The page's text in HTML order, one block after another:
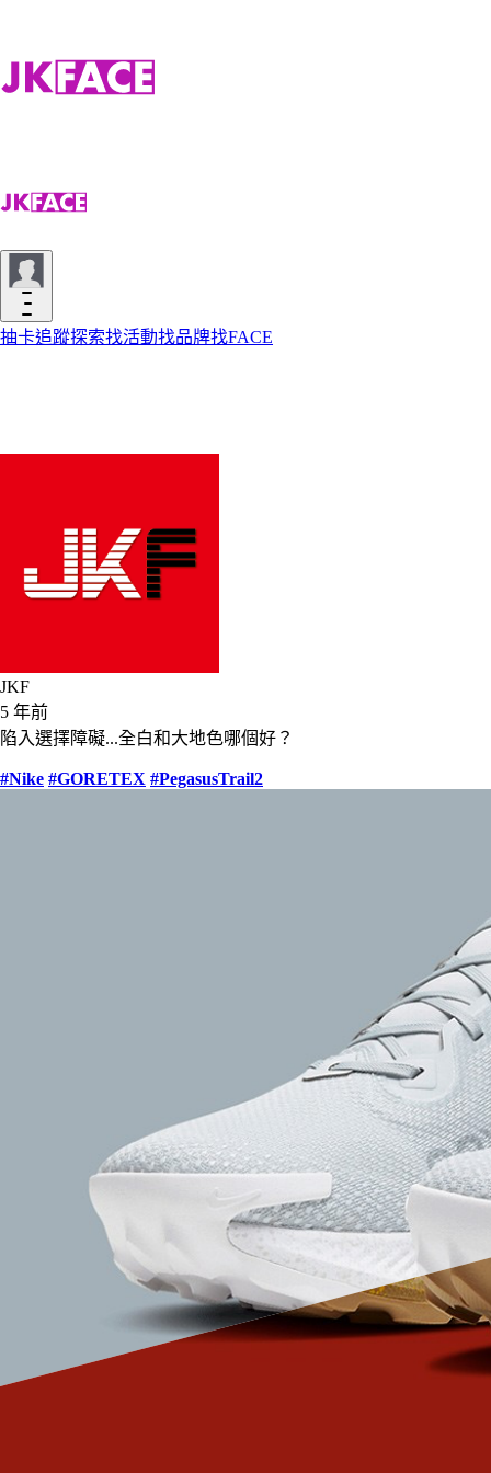
抽卡追蹤探索找活動找品牌找FACE
JKF
5 年前
陷入選擇障礙...全白和大地色哪個好？
#Nike #GORETEX #PegasusTrail2